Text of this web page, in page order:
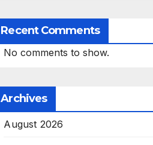
Recent Comments
No comments to show.
Archives
August 2026